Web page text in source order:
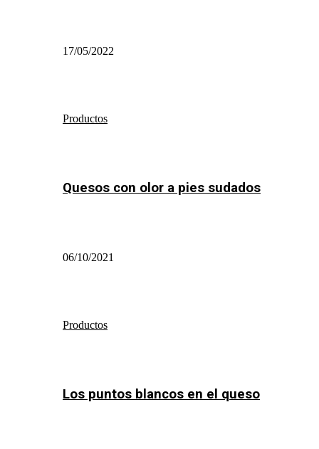
17/05/2022
Productos
Quesos con olor a pies sudados
06/10/2021
Productos
Los puntos blancos en el queso